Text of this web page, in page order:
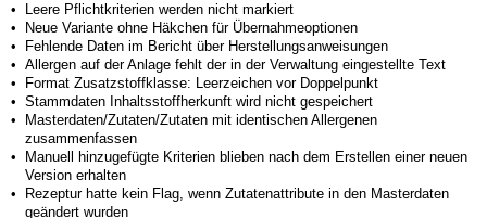
•
Leere Pflichtkriterien werden nicht markiert
•
Neue Variante ohne Häkchen für Übernahmeoptionen
•
Fehlende Daten im Bericht über Herstellungsanweisungen
• Allergen auf der Anlage fehlt der in der Verwaltung eingestellte Text
•
Format Zusatzstoffklasse: Leerzeichen vor Doppelpunkt
• Stammdaten Inhaltsstoffherkunft wird nicht gespeichert
•
Masterdaten/Zutaten/Zutaten mit identischen Allergenen
zusammenfassen
•
Manuell hinzugefügte Kriterien blieben nach dem Erstellen einer neuen
Version erhalten
•
Rezeptur hatte kein Flag, wenn Zutatenattribute in den Masterdaten
geändert wurden